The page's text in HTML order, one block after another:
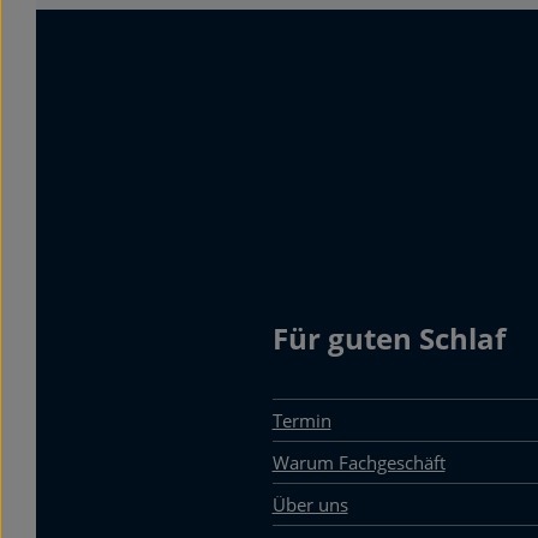
Für guten Schlaf
Termin
Warum Fachgeschäft
Über uns